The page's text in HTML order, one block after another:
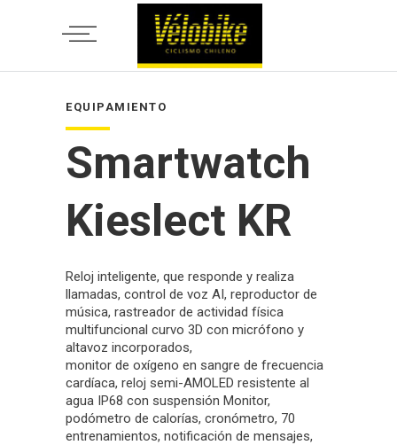
EQUIPAMIENTO
Smartwatch
Kieslect KR
Reloj inteligente, que responde y realiza
llamadas, control de voz AI, reproductor de
música, rastreador de actividad física
multifuncional curvo 3D con micrófono y
altavoz incorporados,
monitor de oxígeno en sangre de frecuencia
cardíaca, reloj semi-AMOLED resistente al
agua IP68 con suspensión Monitor,
podómetro de calorías, cronómetro, 70
entrenamientos, notificación de mensajes,